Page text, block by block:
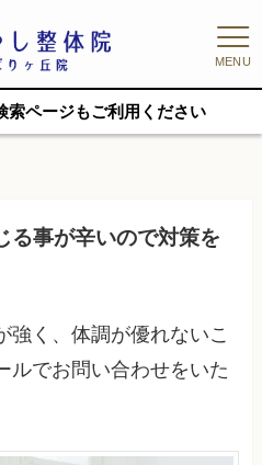
MENU
索ページもご利用ください
る事が辛いので対策を
強く、体調が優れないこ
ルでお問い合わせをいた